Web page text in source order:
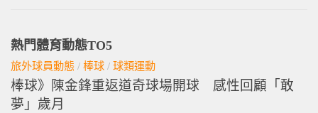
熱門體育動態TO5
旅外球員動態 / 棒球 / 球類運動
棒球》陳金鋒重返道奇球場開球 感性回顧「敢
夢」歲月